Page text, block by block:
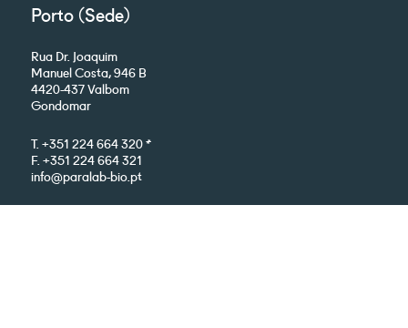
Porto (Sede)
Rua Dr. Joaquim
Manuel Costa, 946 B
4420-437 Valbom
Gondomar
T. +351 224 664 320 *
F. +351 224 664 321
info@paralab-bio.pt